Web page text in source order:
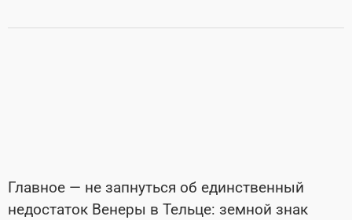
Главное — не запнуться об единственный
недостаток Венеры в Тельце: земной знак